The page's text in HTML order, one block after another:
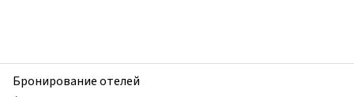
и
квартиры,
Бронирование отелей